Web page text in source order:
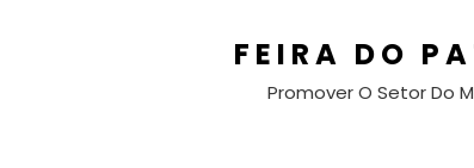
FEIRA DO
Promover O Setor Do